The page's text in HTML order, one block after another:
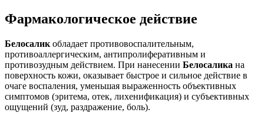
Фармакологическое действие
Белосалик обладает противовоспалительным,
противоаллергическим, антипролиферативным и
противозудным действием. При нанесении Белосалика на
поверхность кожи, оказывает быстрое и сильное действие в
очаге воспаления, уменьшая выраженность объективных
симптомов (эритема, отек, лихенификация) и субъективных
ощущений (зуд, раздражение, боль).